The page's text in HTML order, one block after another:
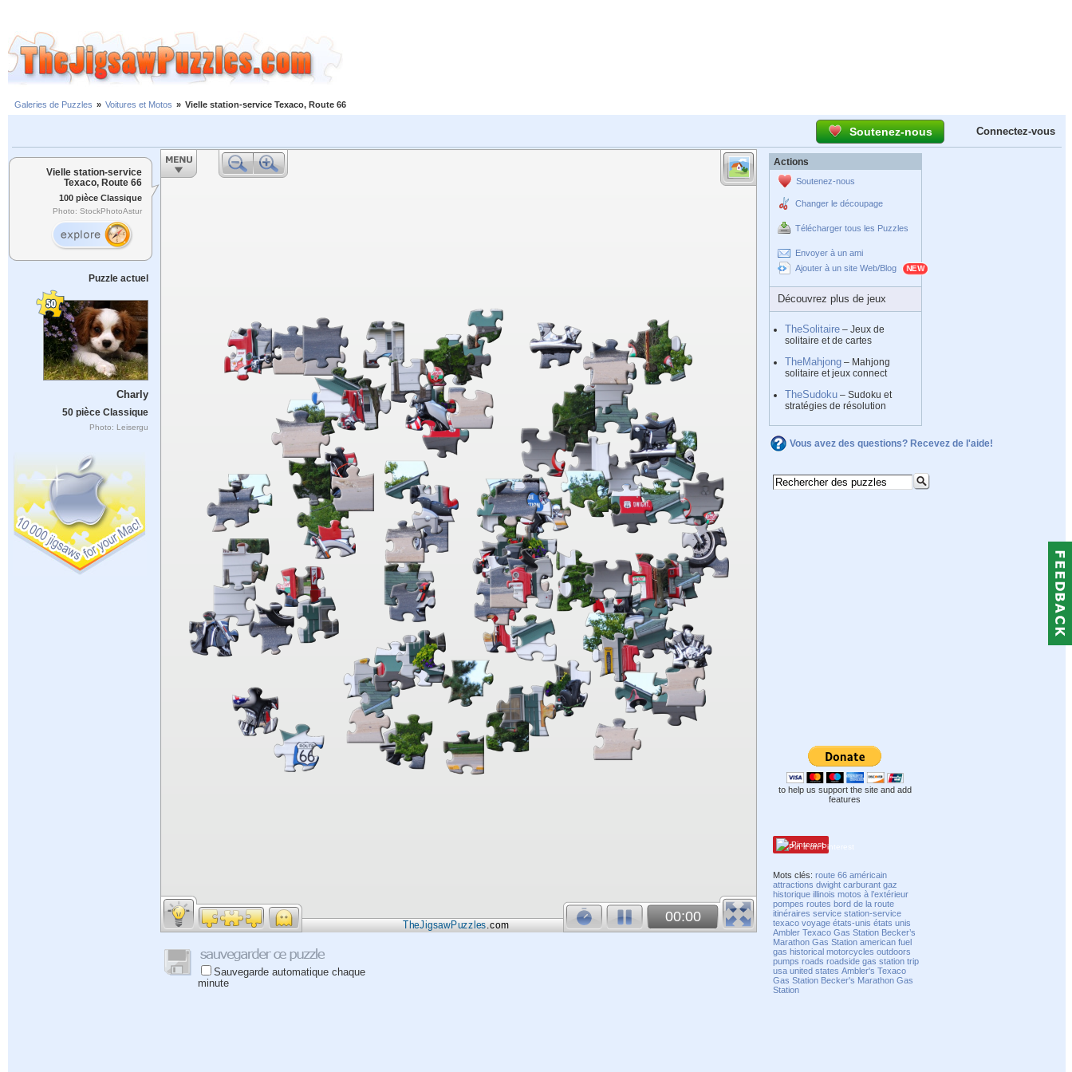
Galeries de Puzzles » Voitures et Motos » Vielle station-service Texaco, Route 66
Soutenez-nous Connectez-vous
Vielle station-service
Texaco, Route 66
100 pièce Classique
Photo: StockPhotoAstur
Puzzle actuel
Charly
50 pièce Classique
Photo: Leisergu
TheJigsawPuzzles.com
00:00
Sauvegarde automatique chaque
minute
Actions
Soutenez-nous
Changer le découpage
Télécharger tous les Puzzles
Envoyer à un ami
Ajouter à un site Web/Blog
Découvrez plus de jeux
TheSolitaire – Jeux de
solitaire et de cartes
TheMahjong – Mahjong
solitaire et jeux connect
TheSudoku – Sudoku et
stratégies de résolution
Vous avez des questions? Recevez de l'aide!
to help us support the site and add
features
Pinterest
Mots clés:route 66 américain
attractions dwight carburant gaz
historique illinois motos à l’extérieur
pompes routes bord de la route
itinéraires service station-service
texaco voyage états-unis états unis
Ambler Texaco Gas Station Becker’s
Marathon Gas Station american fuel
gas historical motorcycles outdoors
pumps roads roadside gas station trip
usa united states Ambler's Texaco
Gas Station Becker's Marathon Gas
Station